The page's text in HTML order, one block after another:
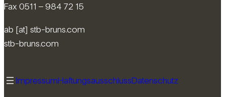
Fax 0511 – 984 72 15
ab [at] stb-bruns.com
stb-bruns.com
ImpressumHaftungsausschlussDatenschutz